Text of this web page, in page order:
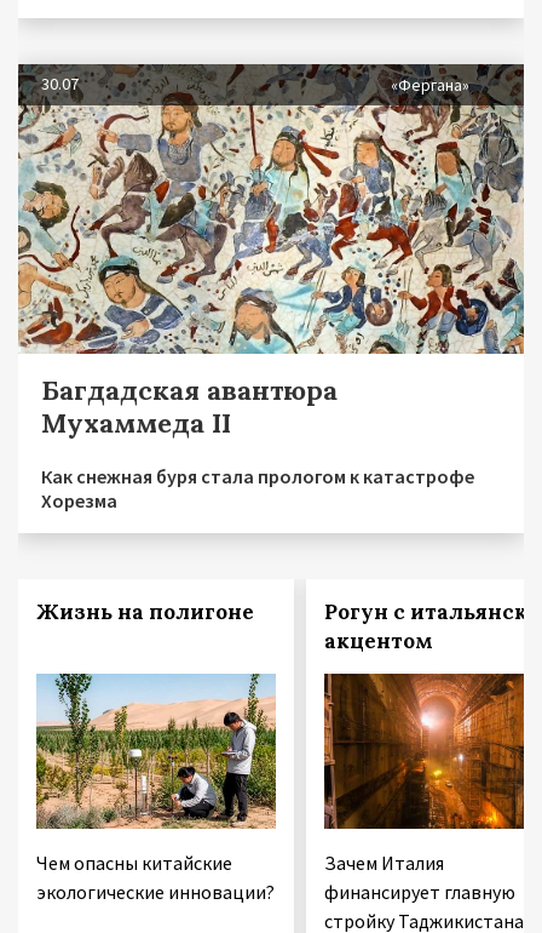
30.07 «Фергана»
Багдадская авантюра
Мухаммеда II
Как снежная буря стала прологом к катастрофе
Хорезма
Жизнь на полигоне
Чем опасны китайские
экологические инновации?
Рогун с
акцентом
Зачем Италия
финансирует главную
стройку Таджикистана —